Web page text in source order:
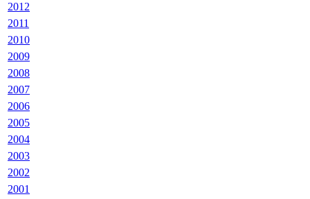
2012
2011
2010
2009
2008
2007
2006
2005
2004
2003
2002
2001